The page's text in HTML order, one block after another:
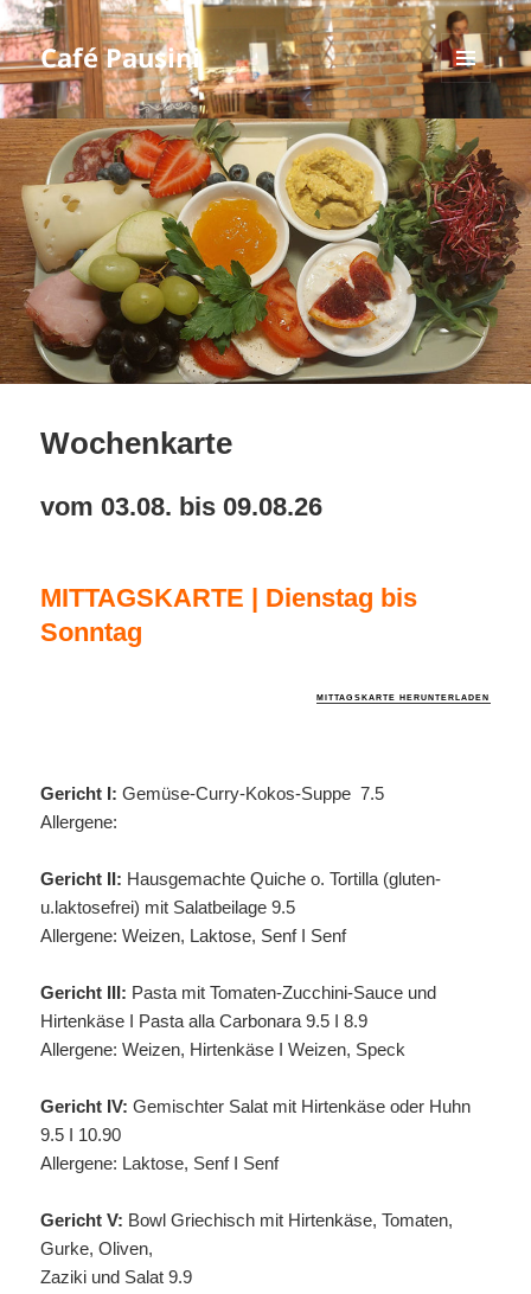
Café Pausini
UND
WIDGETS
Wochenkarte
vom 03.08. bis 09.08.26
MITTAGSKARTE | Dienstag bis
Sonntag
MITTAGSKARTE HERUNTERLADEN
Gericht I: Gemüse-Curry-Kokos-Suppe 7.5
Allergene:
Gericht II: Hausgemachte Quiche o. Tortilla (gluten-
u.laktosefrei) mit Salatbeilage 9.5
Allergene: Weizen, Laktose, Senf I Senf
Gericht III: Pasta mit Tomaten-Zucchini-Sauce und
Hirtenkäse I Pasta alla Carbonara 9.5 I 8.9
Allergene: Weizen, Hirtenkäse I Weizen, Speck
Gericht IV:Gemischter Salat mit Hirtenkäse oder Huhn
9.5 I 10.90
Allergene: Laktose, Senf I Senf
Gericht V: Bowl Griechisch mit Hirtenkäse, Tomaten,
Gurke, Oliven,
Zaziki und Salat 9.9